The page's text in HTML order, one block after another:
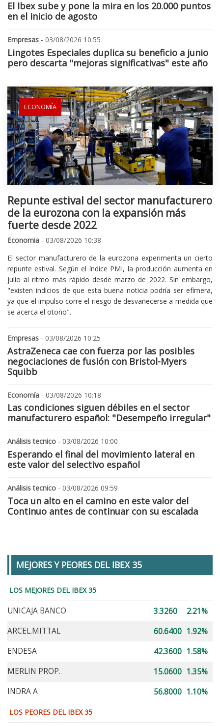
El Ibex sube y pone la mira en los 20.000 puntos
en el inicio de agosto
Empresas - 03/08/2026 10:55
Lingotes Especiales duplica su beneficio a junio
pero descarta "mejoras significativas" este año
ECONOMÍA
Repunte estival del sector manufacturero
de la eurozona con la expansión más
fuerte desde 2022
Economia - 03/08/2026 10:38
El sector manufacturero de la eurozona experimenta un cierto
repunte estival. Según el índice PMI, la producción aumenta en
julio al ritmo más rápido desde marzo de 2022. Sin embargo,
"existen indicios de que esta buena noticia podría ser efímera,
ya que el impulso corre el riesgo de desvanecerse a medida que
se acerca el otoño".
Empresas - 03/08/2026 10:25
AstraZeneca cae con fuerza por las posibles
negociaciones de fusión con Bristol-Myers
Squibb
Economía - 03/08/2026 10:18
Las condiciones siguen débiles en el sector
manufacturero español: "Desempeño irregular"
Análisis tecnico - 03/08/2026 10:00
Esperando el final del movimiento lateral en
este valor del selectivo español
Análisis tecnico - 03/08/2026 09:59
Toca un alto en el camino en este valor del
Continuo antes de continuar con su escalada
MEJORES Y PEORES DEL IBEX 35
LOS MEJORES DEL IBEX 35
UNICAJA BANCO 3.3260
2.21%
ARCEL.MITTAL
60.6400 1.92%
ENDESA
42.3600 1.58%
MERLIN PROP.
15.0600 1.35%
INDRA A
56.8000 1.10%
LOS PEORES DEL IBEX 35